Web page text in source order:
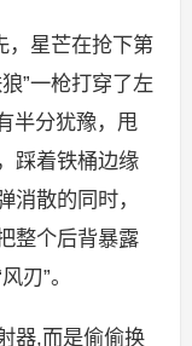
，星芒在抢下第
”一枪打穿了左
半分犹豫，甩
踩着铁桶边缘
消散的同时，
整个后背暴露
刃”。
器,而是偷偷换